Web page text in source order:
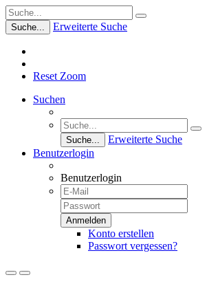
Suche... Erweiterte Suche
Reset Zoom
Suchen
Suche...
Erweiterte Suche
Benutzerlogin
Benutzerlogin
Konto erstellen
Passwort vergessen?